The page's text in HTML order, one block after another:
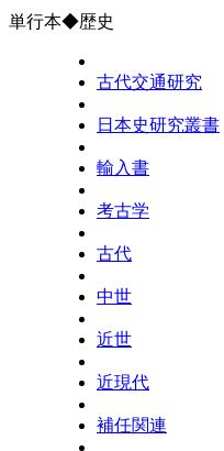
単行本◆歴史
古代交通研究
日本史研究叢書
輸入書
考古学
古代
中世
近世
近現代
補任関連